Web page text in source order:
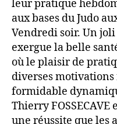
leur pratique
aux bases du Judo
Vendredi soir. Un
exergue la belle
où le plaisir de
diverses motivations
formidable
Thierry
une réussite que les